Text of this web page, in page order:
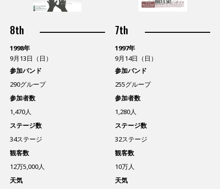
8th
1998年
9月13日（日）
参加バンド
290グループ
参加者数
1,470人
ステージ数
34ステージ
観客数
12万5,000人
天気
7th
1997年
9月14日（日）
参加バンド
255グループ
参加者数
1,280人
ステージ数
32ステージ
観客数
10万人
天気